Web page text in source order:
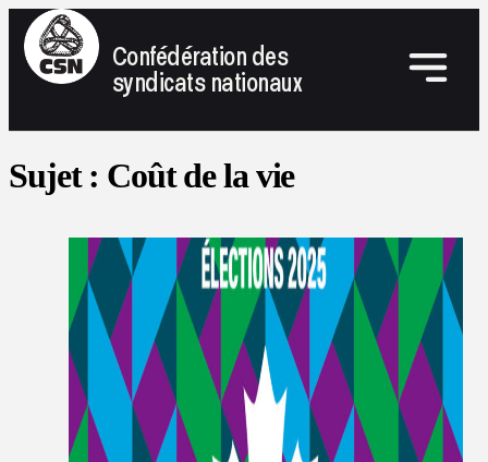
Confédération des
syndicats nationaux
Sujet : Coût de la vie